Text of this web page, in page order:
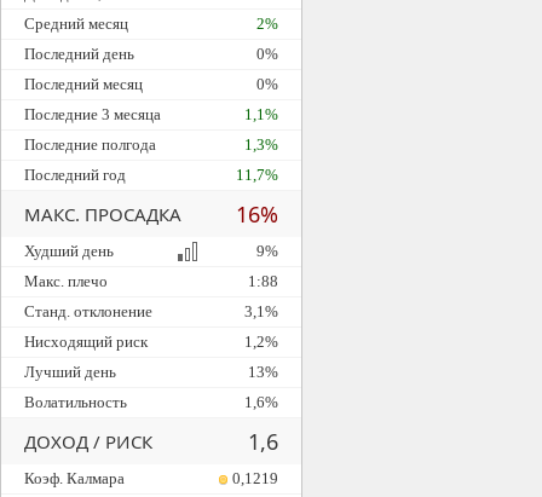
Средний месяц
2%
Последний день
0%
Последний месяц
0%
Последние 3 месяца
1,1%
Последние полгода
1,3%
Последний год
11,7%
МАКС. ПРОСАДКА 16%
Худший день
9%
Макс. плечо
1:88
Станд. отклонение
3,1%
Нисходящий риск
1,2%
Лучший день
13%
Волатильность
1,6%
ДОХОД / РИСК 1,6
Коэф. Калмара
0,1219